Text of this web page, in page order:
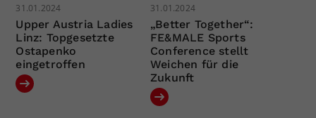
31.01.2024
Upper Austria Ladies
Linz: Topgesetzte
Ostapenko
eingetroffen
31.01.2024
„Better Together“:
FE&MALE Sports
Conference stellt
Weichen für die
Zukunft